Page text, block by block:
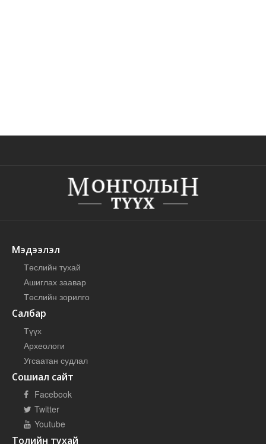
Мэдээлэл
Төслийн тухай
Ашиглах заавар
Төслийн зорилго
Салбар
Түүх
Археологи
Угсаатан судлал
Сошиал сайт
Facebook
Twitter
Youtube
Толийн тухай